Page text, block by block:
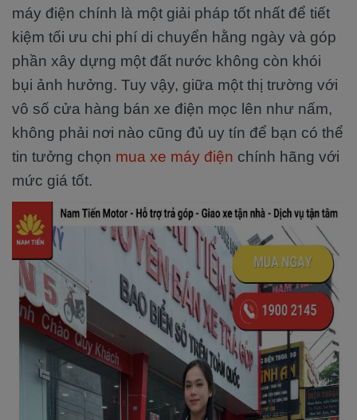
máy điện chính là một giải pháp tốt nhất để tiết
kiệm tối ưu chi phí di chuyển hằng ngày và góp
phần xây dựng một đất nước không còn khói
bụi ảnh hưởng. Tuy vậy, giữa một thị trường với
vô số cửa hàng bán xe điện mọc lên như nấm,
không phải nơi nào cũng đủ uy tín để bạn có thể
tin tưởng chọn mua xe máy điện chính hãng với
mức giá tốt.